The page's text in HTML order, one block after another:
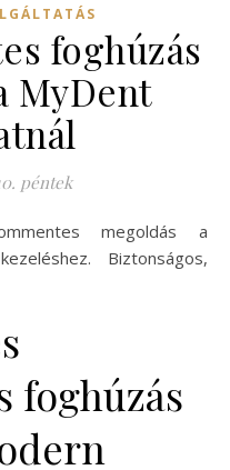
foghúzás
MyDent
péntek
Biztonságos,
foghúzás